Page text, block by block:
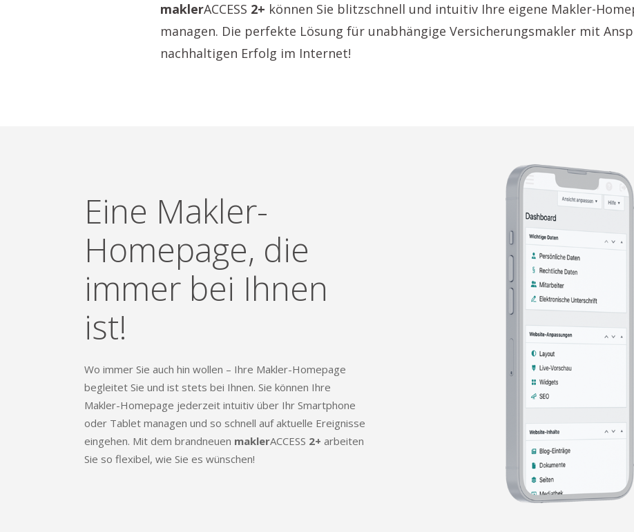
maklerACCESS 2+ können Sie blitzschnell und intuitiv Ihre eigene Makler-
managen. Die perfekte Lösung für unabhängige Versicherungsmakler mit
nachhaltigen Erfolg im Internet!
Eine Makler-
Homepage, die
immer bei Ihnen
ist!
Wo immer Sie auch hin wollen – Ihre Makler-Homepage
begleitet Sie und ist stets bei Ihnen. Sie können Ihre
Makler-Homepage jederzeit intuitiv über Ihr Smartphone
oder Tablet managen und so schnell auf aktuelle Ereig­nisse
eingehen. Mit dem brandneuen maklerACCESS 2+ arbeiten
Sie so flexibel, wie Sie es wünschen!